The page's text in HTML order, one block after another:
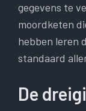
gegevens te
moordketen
hebben leren
standaard
De